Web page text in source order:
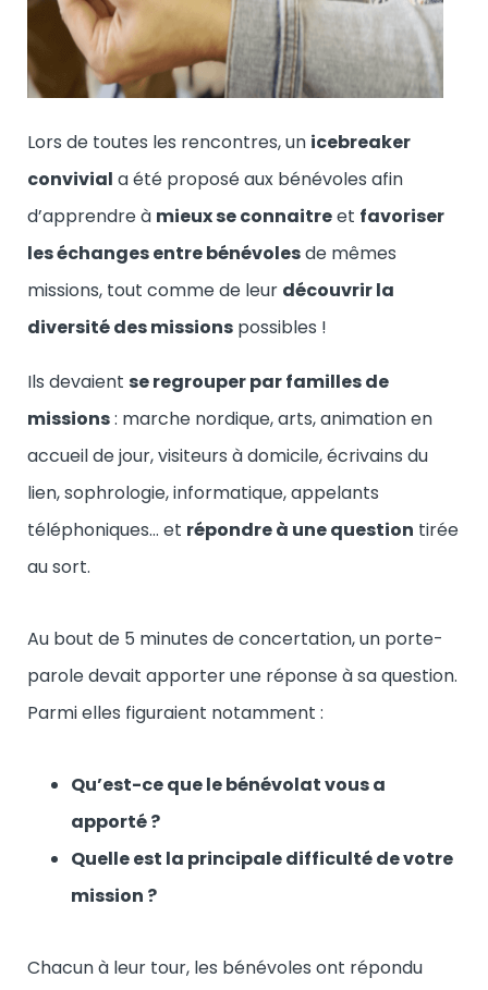
Lors de toutes les rencontres, un icebreaker
convivial a été proposé aux bénévoles afin
d’apprendre à mieux se connaitreet favoriser
les échanges entre bénévolesde mêmes
missions, tout comme de leur découvrir la
diversité des missions possibles !
Ils devaient se regrouper par familles de
missions: marche nordique, arts, animation en
accueil de jour, visiteurs à domicile, écrivains du
lien, sophrologie, informatique, appelants
téléphoniques… et répondre à une question tirée
au sort.
Au bout de 5 minutes de concertation, un porte-
parole devait apporter une réponse à sa question.
Parmi elles figuraient notamment :
Qu’est-ce que le bénévolat vous a
apporté ?
Quelle est la principale difficulté de votre
mission ?
Chacun à leur tour, les bénévoles ont répondu